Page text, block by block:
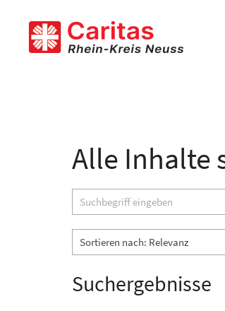
Alle Inhalte
Suche
Suchergebnisse